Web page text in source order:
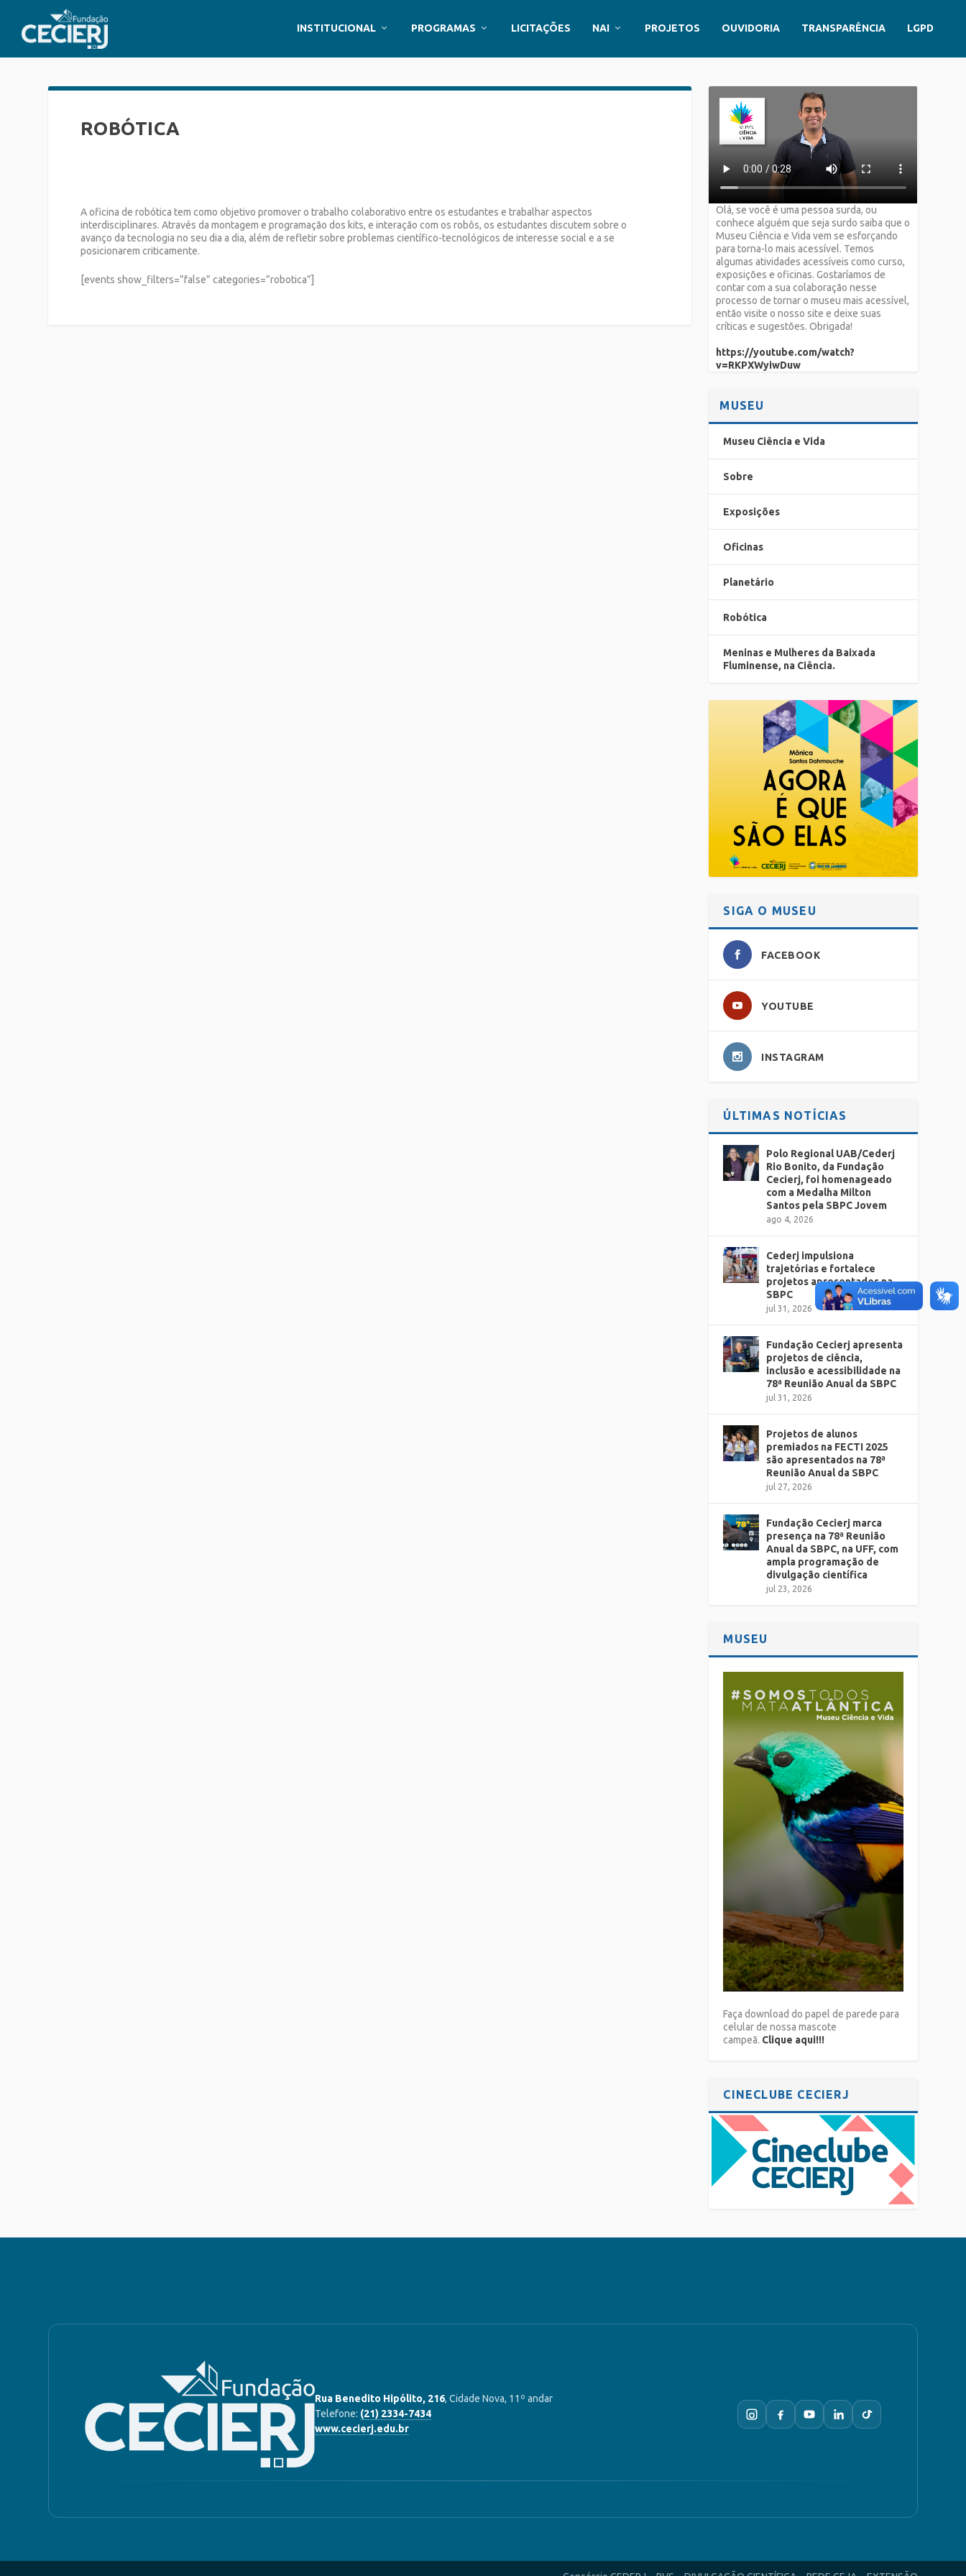
INSTITUCIONAL PROGRAMAS LICITAÇÕES NAI PROJETOS OUVIDORIA TRANSPARÊNCIA LGPD
ROBÓTICA
A oficina de robótica tem como objetivo promover o trabalho colaborativo entre os estudantes e trabalhar aspectos
interdisciplinares. Através da montagem e programação dos kits, e interação com os robôs, os estudantes discutem sobre o
avanço da tecnologia no seu dia a dia, além de refletir sobre problemas científico-tecnológicos de interesse social e a se
posicionarem criticamente.
[events show_filters=”false” categories=”robotica”]
Olá, se você é uma pessoa surda, ou
conhece alguém que seja surdo saiba que o
Museu Ciência e Vida vem se esforçando
para torna-lo mais acessível. Temos
algumas atividades acessíveis como curso,
exposições e oficinas. Gostaríamos de
contar com a sua colaboração nesse
processo de tornar o museu mais acessível,
então visite o nosso site e deixe suas
críticas e sugestões. Obrigada!
https://youtube.com/watch?
v=RKPXWyiwDuw
MUSEU
Museu Ciência e Vida
Sobre
Exposições
Oficinas
Planetário
Robótica
Meninas e Mulheres da Baixada
Fluminense, na Ciência.
SIGA O MUSEU
FACEBOOK
YOUTUBE
INSTAGRAM
ÚLTIMAS NOTÍCIAS
Polo Regional UAB/Cederj
Rio Bonito, da Fundação
Cecierj, foi homenageado
com a Medalha Milton
Santos pela SBPC Jovem
ago 4, 2026
Cederj impulsiona
trajetórias e fortalece
projetos apresentados na
SBPC
jul 31, 2026
Fundação Cecierj apresenta
projetos de ciência,
inclusão e acessibilidade na
78ª Reunião Anual da SBPC
jul 31, 2026
Projetos de alunos
premiados na FECTI 2025
são apresentados na 78ª
Reunião Anual da SBPC
jul 27, 2026
Fundação Cecierj marca
presença na 78ª Reunião
Anual da SBPC, na UFF, com
ampla programação de
divulgação científica
jul 23, 2026
MUSEU
Faça download do papel de parede para
celular de nossa mascote
campeã. Clique aqui!!!
CINECLUBE CECIERJ
Rua Benedito Hipólito, 216, Cidade Nova, 11º andar
Telefone: (21) 2334-7434
www.cecierj.edu.br